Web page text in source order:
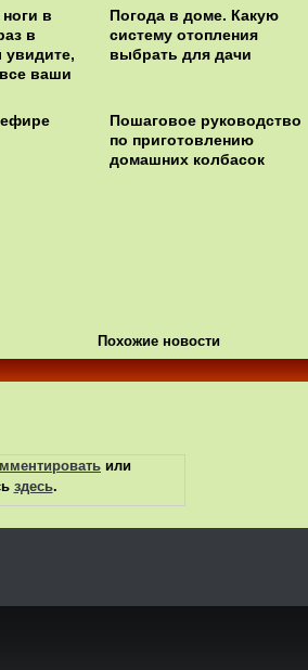
в
в
все ваши
Погода в доме. Какую
систему отопления
выбрать для дачи
Пошаговое руководство
по приготовлению
домашних колбасок
Похожие новости
или
здесь.